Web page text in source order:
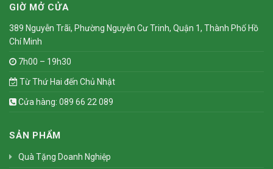
GIỜ MỞ CỬA
389 Nguyễn Trãi, Phường Nguyễn Cư Trinh, Quận 1, Thành Phố Hồ
Chí Minh
7h00 – 19h30
Từ Thứ Hai đến Chủ Nhật
Cửa hàng: 089 66 22 089
SẢN PHẨM
Quà Tặng Doanh Nghiệp